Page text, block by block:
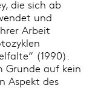
die sich ab
und
Arbeit
(1990).
Grunde auf kein
Aspekt des